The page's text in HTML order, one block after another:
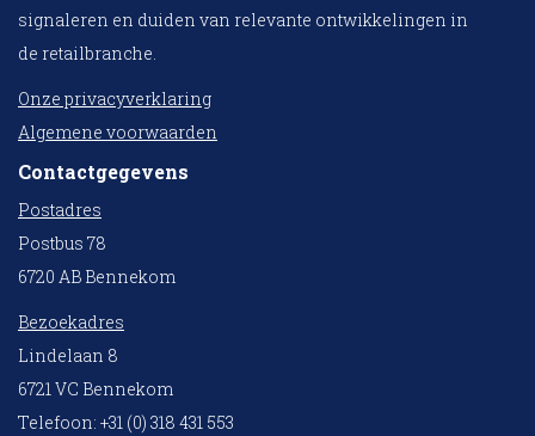
signaleren en duiden van relevante ontwikkelingen in
de retailbranche.
Onze privacyverklaring
Algemene voorwaarden
Contactgegevens
Postadres
Postbus 78
6720 AB Bennekom
Bezoekadres
Lindelaan 8
6721 VC Bennekom
Telefoon: +31 (0) 318 431 553